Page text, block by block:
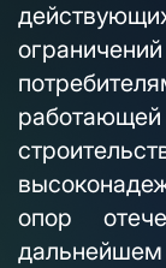
работающей
опор